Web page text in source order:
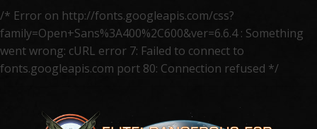
/* Error on http://fonts.googleapis.com/css?
family=Open+Sans%3A400%2C600&ver=6.6.4 : Something
went wrong: cURL error 7: Failed to connect to
fonts.googleapis.com port 80: Connection refused */